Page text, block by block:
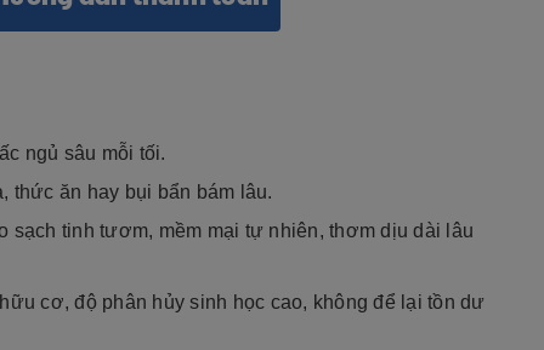
ngủ sâu mỗi tối.
thức ăn hay bụi bẩn bám lâu.
sạch tinh tươm, mềm mại tự nhiên, thơm dịu dài lâu
cơ, độ phân hủy sinh học cao, không để lại tồn dư